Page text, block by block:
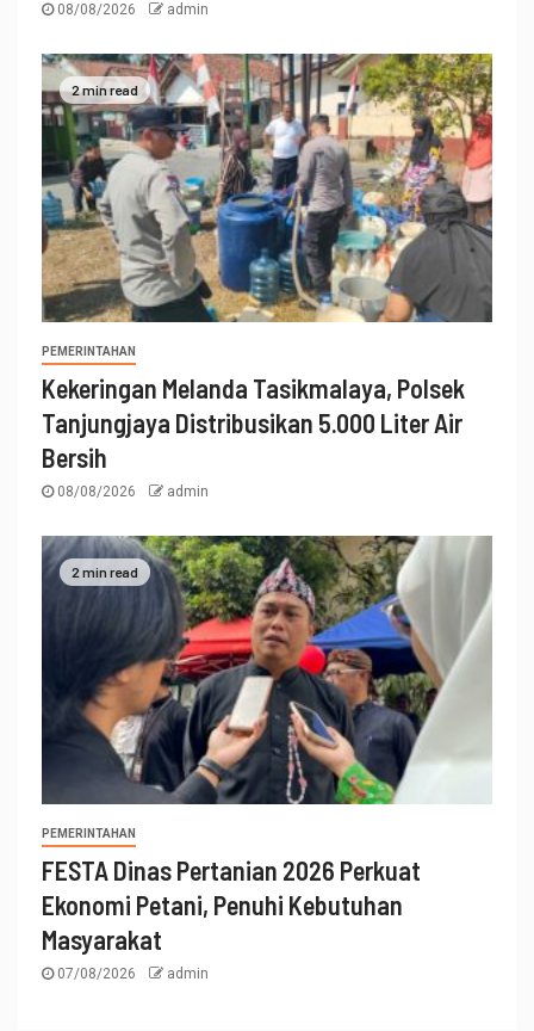
08/08/2026 admin
2 min read
PEMERINTAHAN
Kekeringan Melanda Tasikmalaya, Polsek
Tanjungjaya Distribusikan 5.000 Liter Air
Bersih
08/08/2026 admin
2 min read
PEMERINTAHAN
FESTA Dinas Pertanian 2026 Perkuat
Ekonomi Petani, Penuhi Kebutuhan
Masyarakat
07/08/2026 admin